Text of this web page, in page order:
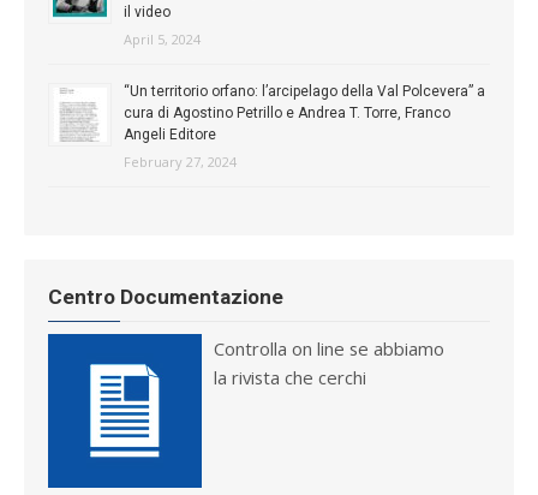
il video
April 5, 2024
“Un territorio orfano: l’arcipelago della Val Polcevera” a
cura di Agostino Petrillo e Andrea T. Torre, Franco
Angeli Editore
February 27, 2024
Centro Documentazione
Controlla on line se abbiamo
la rivista che cerchi